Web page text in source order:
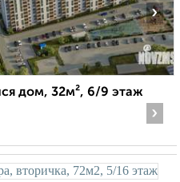
›
дом, 32м², 6/9 этаж
›